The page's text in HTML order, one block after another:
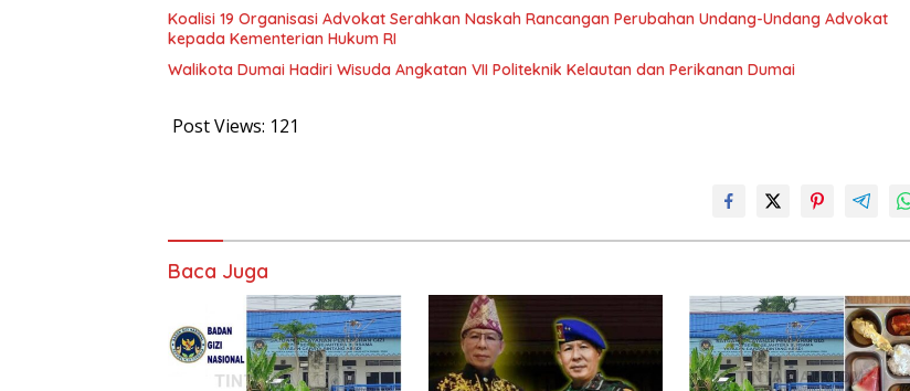
Koalisi 19 Organisasi Advokat Serahkan Naskah Rancangan Perubahan Undang-Undang Advokat
kepada Kementerian Hukum RI
Walikota Dumai Hadiri Wisuda Angkatan VII Politeknik Kelautan dan Perikanan Dumai
Post Views: 121
Baca Juga